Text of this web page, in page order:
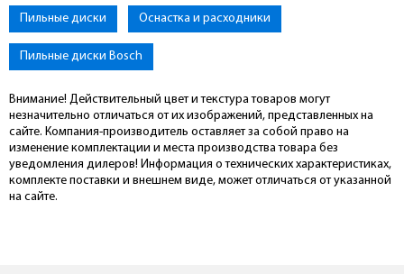
Пильные диски Оснастка и расходники
Пильные диски Bosch
Внимание! Действительный цвет и текстура товаров могут
незначительно отличаться от их изображений, представленных на
сайте. Компания-производитель оставляет за собой право на
изменение комплектации и места производства товара без
уведомления дилеров! Информация о технических характеристиках,
комплекте поставки и внешнем виде, может отличаться от указанной
на сайте.